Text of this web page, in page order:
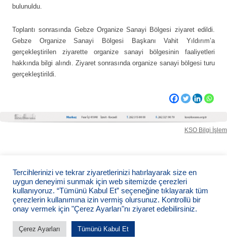
bulunuldu.
Toplantı sonrasında Gebze Organize Sanayi Bölgesi ziyaret edildi.
Gebze Organize Sanayi Bölgesi Başkanı Vahit Yıldırım’a
gerçekleştirilen ziyarette organize sanayi bölgesinin faaliyetleri
hakkında bilgi alındı. Ziyaret sonrasında organize sanayi bölgesi turu
gerçekleştirildi.
KSO Bilgi İşlem
Tercihlerinizi ve tekrar ziyaretlerinizi hatırlayarak size en
uygun deneyimi sunmak için web sitemizde çerezleri
kullanıyoruz. “Tümünü Kabul Et” seçeneğine tıklayarak tüm
çerezlerin kullanımına izin vermiş olursunuz. Kontrollü bir
onay vermek için "Çerez Ayarları"nı ziyaret edebilirsiniz.
Çerez Ayarları Tümünü Kabul Et